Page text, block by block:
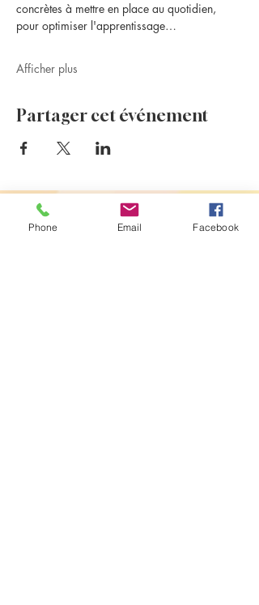
concrètes à mettre en place au quotidien,
pour optimiser l'apprentissage…
Afficher plus
Partager cet événement
Evénements à venir
Phone Email Facebook